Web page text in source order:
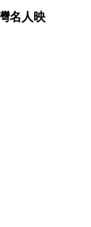
名人映